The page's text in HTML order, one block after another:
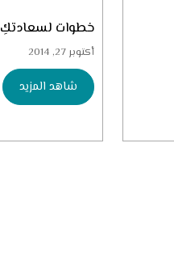
خطوات لسعادتكِ
أكتوبر 27, 2014
شاهد المزيد